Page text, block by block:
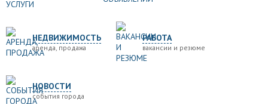
НЕДВИЖИМОСТЬ
аренда, продажа
РАБОТА
вакансии и резюме
НОВОСТИ
события города